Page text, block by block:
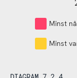
Minst
Minst